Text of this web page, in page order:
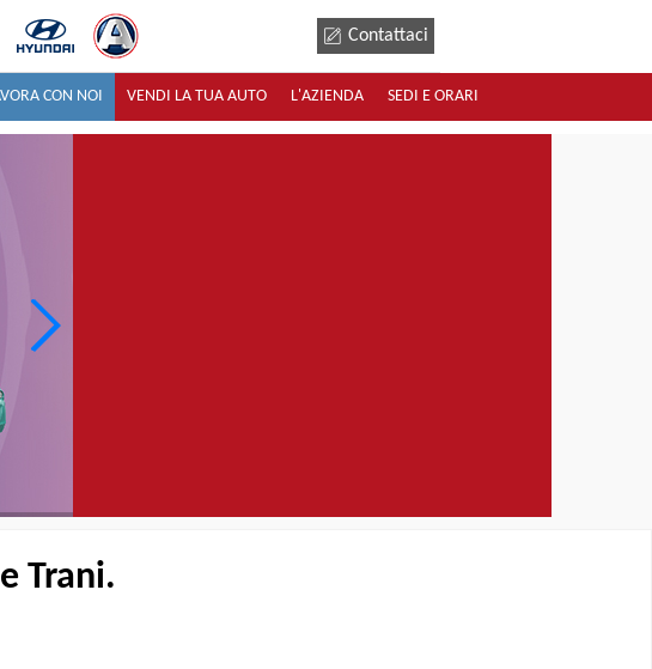
Contattaci
CON NOI VENDI LA TUA AUTO L'AZIENDA SEDI E ORARI
Trani.